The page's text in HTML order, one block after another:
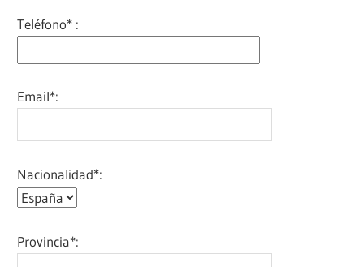
Teléfono* :
Email*:
Nacionalidad*:
Provincia*: